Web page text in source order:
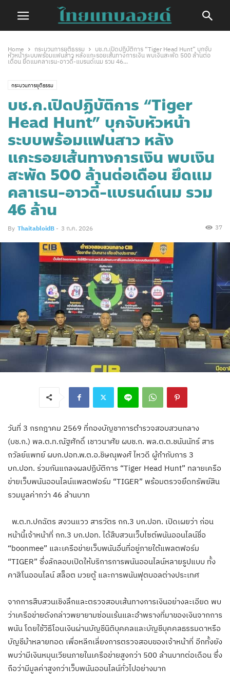
Home กระบวนการยุติธรรม
บช.ก.เปิดปฏิบัติการ “Tiger Head Hunt” บุกจับ
หัวหน้าระบบพร้อมแฟนสาว หลังแกะรอยเส้นทางการเงิน พบเงินสะพัด 500 ล้านต่อ
เดือน ยึดแมคลาเรน-อาวดี้-แบรนด์เนม รวม 46...
กระบวนการยุติธรรม
บช.ก.เปิดปฏิบัติการ “Tiger
Head Hunt” บุกจับหัวหน้า
ระบบพร้อมแฟนสาว หลัง
แกะรอยเส้นทางการเงิน พบเงิน
สะพัด 500 ล้านต่อเดือน ยึดแม
คลาเรน-อาวดี้-แบรนด์เนม รวม
46 ล้าน
By ThaitabloidB - 3 ก.ค. 2026 37
วันที่ 3 กรกฎาคม 2569 ที่กองบัญชาการตำรวจสอบสวนกลาง
(บช.ก.) พล.ต.ท.ณัฐศักดิ์ เชาวนาศัย ผบช.ก. พล.ต.ต.ชนันนัทร์ สาร
ถวัลย์แพทย์ ผบก.ปอท.พ.ต.อ.ชิษณุพงศ์ ไหวดี ผู้กำกับการ 3
บก.ปอท. ร่วมกันแถลงผลปฏิบัติการ “Tiger Head Hunt” ทลายเครือ
ข่ายเว็บพนันออนไลน์แพลตฟอร์ม “TIGER” พร้อมตรวจยึดทรัพย์สิน
รวมมูลค่ากว่า 46 ล้านบาท
พ.ต.ท.ปกฉัตร สงวนแวว สารวัตร กก.3 บก.ปอท. เปิดเผยว่า ก่อน
หน้านี้เจ้าหน้าที่ กก.3 บก.ปอท. ได้สืบสวนเว็บไซต์พนันออนไลน์ชื่อ
“boonmee” และเครือข่ายเว็บพนันอื่นที่อยู่ภายใต้แพลตฟอร์ม
“TIGER” ซึ่งลักลอบเปิดให้บริการการพนันออนไลน์หลายรูปแบบ ทั้ง
คาสิโนออนไลน์ สล็อต มวยตู้ และการพนันฟุตบอลต่างประเทศ
จากการสืบสวนเชิงลึกและตรวจสอบเส้นทางการเงินอย่างละเอียด พบ
ว่าเครือข่ายดังกล่าวพยายามซ่อนเร้นและอำพรางที่มาของเงินจากการ
พนัน โดยใช้วิธีโอนเงินผ่านบัญชีนิติบุคคลและบัญชีบุคคลธรรมดาหรือ
บัญชีม้าหลายทอด เพื่อหลีกเลี่ยงการตรวจสอบของเจ้าหน้าที่ อีกทั้งยัง
พบว่ามีเงินหมุนเวียนภายในเครือข่ายสูงกว่า 500 ล้านบาทต่อเดือน ซึ่ง
ถือว่ามีมูลค่าสูงกว่าเว็บพนันออนไลน์ทั่วไปอย่างมาก